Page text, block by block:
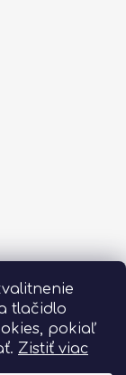
tlačidlo
pokiaľ
Zistiť viac